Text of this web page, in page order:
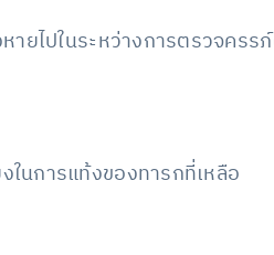
ยไปในระหว่างการตรวจคร
นการแท้งของทารกที่เหลือ